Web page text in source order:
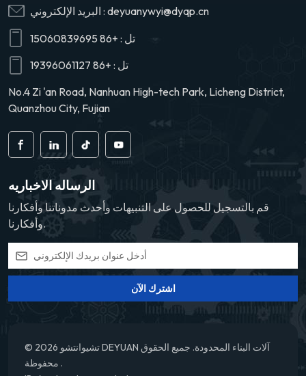
البريد الإلكتروني : deyuanywyi@dyqp.cn
تل : +86 15060839695
تل : +86 19396061127
No.4 Zi 'an Road, Nanhuan High-tech Park, Licheng District,
Quanzhou City, Fujian
الرساله الاخباريه
قم بالتسجيل للحصول على التنبيهات وأحدث مدوناتنا وأفكارنا
وأفكارنا.
اشترك الآن
© 2026 تشيوانتشو DEYUAN آلات البناء المحدودة. جميع الحقوق
محفوظة .